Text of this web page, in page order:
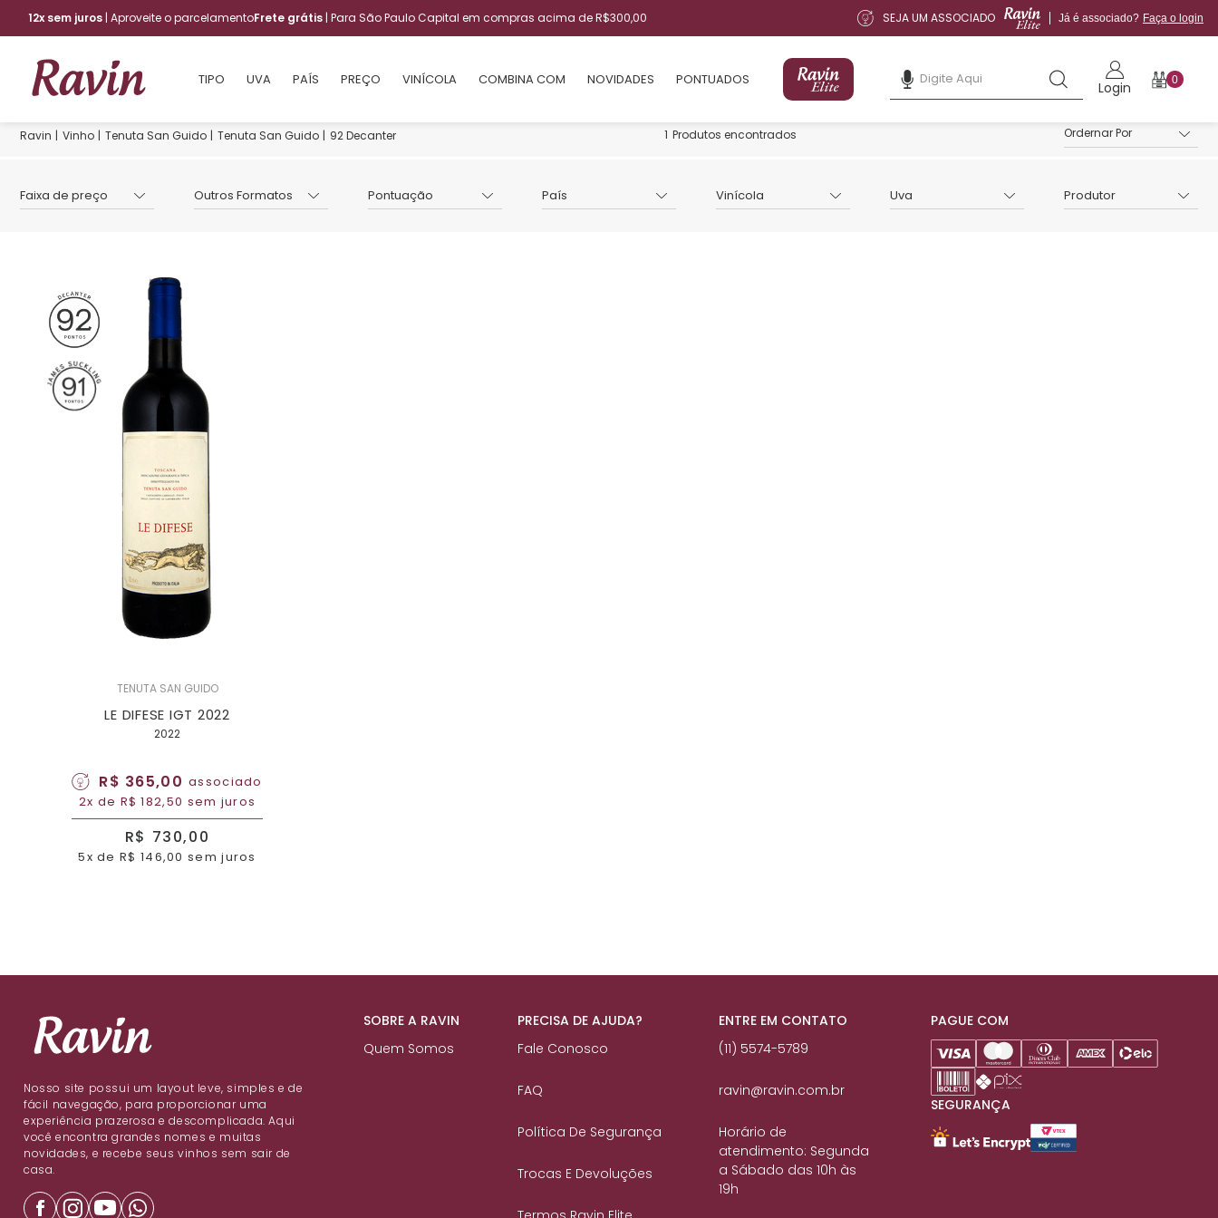
12x sem juros | Aproveite o parcelamentoFrete grátis | Para São Paulo Capital em compras acima de R$300,00 SEJA UM ASSOCIADO Já é associado? Faça o login
TIPO UVA PAÍS PREÇO VINÍCOLA COMBINA COM NOVIDADES PONTUADOS Login 0
Vinho Tenuta San Guido Tenuta San Guido 92 Decanter 1 Produtos encontrados
Faixa de preço Outros Formatos Pontuação País Vinícola Uva Produtor
TENUTA SAN GUIDO
LE DIFESE IGT 2022
2022
R$ 365,00 associado
2x de R$ 182,50 sem juros
R$ 730,00
5x de R$ 146,00 sem juros
Nosso site possui um layout leve, simples e de
fácil navegação, para proporcionar uma
experiência prazerosa e descomplicada. Aqui
você encontra grandes nomes e muitas
novidades, e recebe seus vinhos sem sair de
casa.
SOBRE A RAVIN
Quem Somos
PRECISA DE AJUDA?
Fale Conosco
FAQ
Política De Segurança
Trocas E Devoluções
ENTRE EM CONTATO
(11) 5574-5789
ravin@ravin.com.br
Horário de
atendimento: Segunda
a Sábado das 10h às
19h
PAGUE COM
SEGURANÇA